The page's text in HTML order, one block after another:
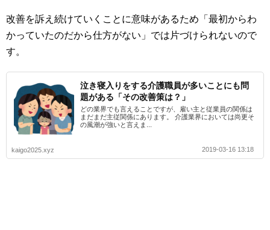
改善を訴え続けていくことに意味があるため「最初からわ
かっていたのだから仕方がない」では片づけられないので
す。
泣き寝入りをする介護職員が多いことにも問
題がある「その改善策は？」
どの業界でも言えることですが、雇い主と従業員の関係は
まだまだ主従関係にあります。 介護業界においては尚更そ
の風潮が強いと言えま...
kaigo2025.xyz 2019-03-16 13:18